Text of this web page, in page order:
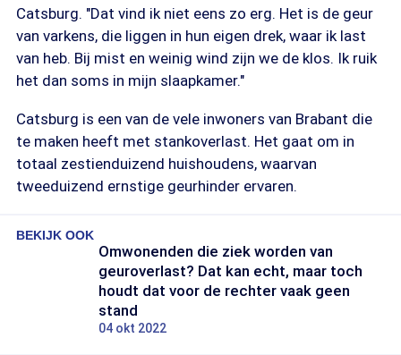
Catsburg. "Dat vind ik niet eens zo erg. Het is de geur
van varkens, die liggen in hun eigen drek, waar ik last
van heb. Bij mist en weinig wind zijn we de klos. Ik ruik
het dan soms in mijn slaapkamer."
Catsburg is een van de vele inwoners van Brabant die
te maken heeft met stankoverlast. Het gaat om in
totaal zestienduizend huishoudens, waarvan
tweeduizend ernstige geurhinder ervaren.
BEKIJK OOK
Omwonenden die ziek worden van
geuroverlast? Dat kan echt, maar toch
houdt dat voor de rechter vaak geen
stand
04 okt 2022